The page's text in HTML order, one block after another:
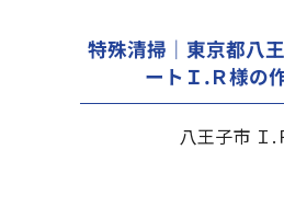
特殊清掃｜東京都八
ートＩ.Ｒ様の
八王子市 Ｉ.